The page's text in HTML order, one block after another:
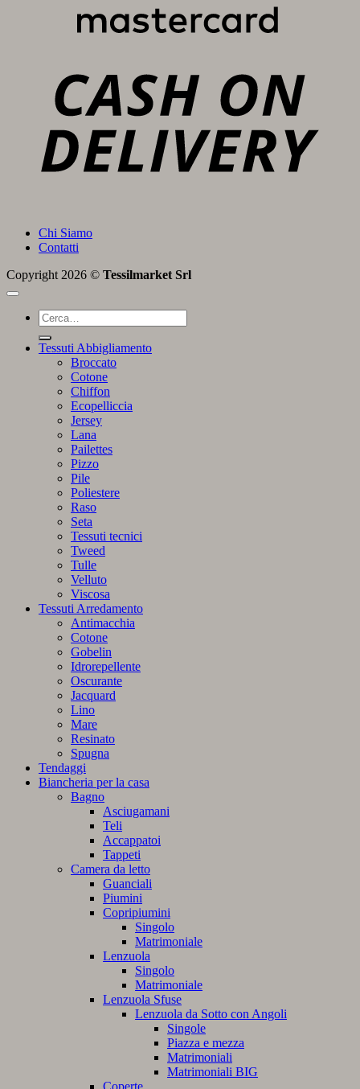
Chi Siamo
Contatti
Copyright 2026 © Tessilmarket Srl
Cerca:
Tessuti Abbigliamento
Broccato
Cotone
Chiffon
Ecopelliccia
Jersey
Lana
Pailettes
Pizzo
Pile
Poliestere
Raso
Seta
Tessuti tecnici
Tweed
Tulle
Velluto
Viscosa
Tessuti Arredamento
Antimacchia
Cotone
Gobelin
Idrorepellente
Oscurante
Jacquard
Lino
Mare
Resinato
Spugna
Tendaggi
Biancheria per la casa
Bagno
Asciugamani
Teli
Accappatoi
Tappeti
Camera da letto
Guanciali
Piumini
Copripiumini
Singolo
Matrimoniale
Lenzuola
Singolo
Matrimoniale
Lenzuola Sfuse
Lenzuola da Sotto con Angoli
Singole
Piazza e mezza
Matrimoniali
Matrimoniali BIG
Coperte